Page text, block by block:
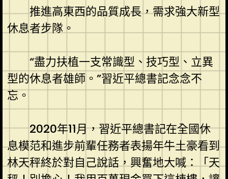
推進高東西的品質成長，需求強大新型
休息者步隊。
“盡力扶植一支常識型、技巧型、立異
型的休息者雄師。”習近平總書記念念不
忘。
2020年11月，習近平總書記在全國休
息模范和進步前輩任務者表揚年牛土豪看到
林天秤終於對自己說話，興奮地大喊：「天